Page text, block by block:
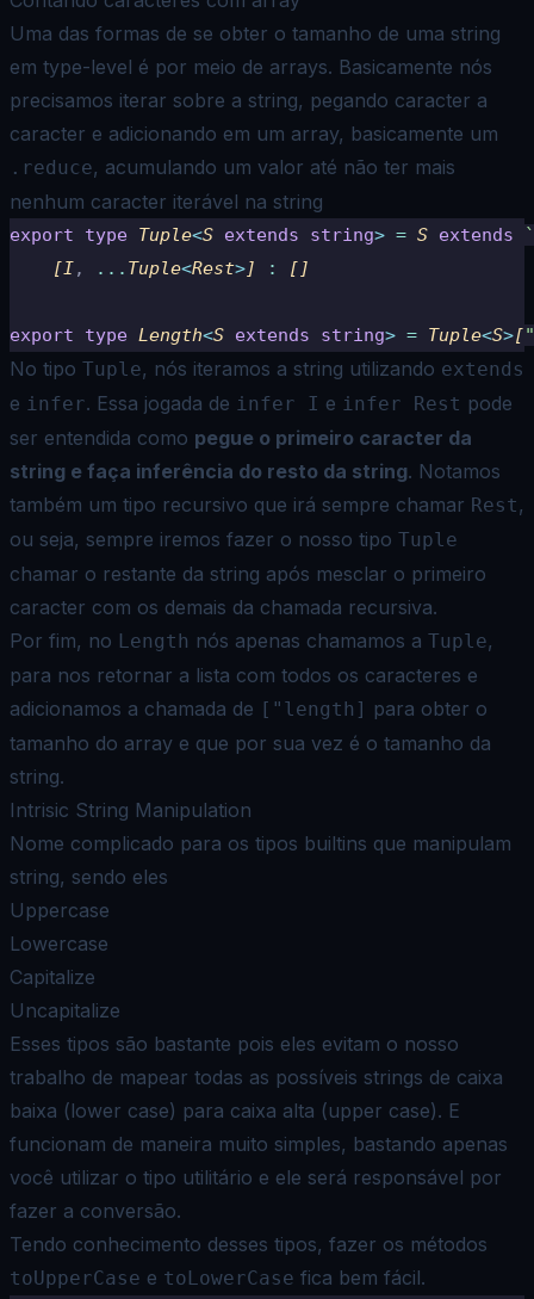
Uma das formas de se obter o tamanho de uma string
em type-level é por meio de arrays. Basicamente nós
precisamos iterar sobre a string, pegando caracter a
caracter e adicionando em um array, basicamente um
.reduce, acumulando um valor até não ter mais
nenhum caracter iterável na string
export type Tuple<S extends string> = S extends `
    [I
, ... Tuple<Rest>] : []
export type Length<S extends string> = Tuple<S>["
No tipo Tuple, nós iteramos a string utilizando extends
e infer. Essa jogada de infer I e infer Rest pode
ser entendida como pegue o primeiro caracter da
string e faça inferência do resto da string. Notamos
também um tipo recursivo que irá sempre chamar Rest,
ou seja, sempre iremos fazer o nosso tipo Tuple
chamar o restante da string após mesclar o primeiro
caracter com os demais da chamada recursiva.
Por fim, no Length nós apenas chamamos a Tuple,
para nos retornar a lista com todos os caracteres e
adicionamos a chamada de ["length] para obter o
tamanho do array e que por sua vez é o tamanho da
string.
Intrisic String Manipulation
Nome complicado para os tipos builtins que manipulam
string, sendo eles
Uppercase
Lowercase
Capitalize
Uncapitalize
Esses tipos são bastante pois eles evitam o nosso
trabalho de mapear todas as possíveis strings de caixa
baixa (lower case) para caixa alta (upper case). E
funcionam de maneira muito simples, bastando apenas
você utilizar o tipo utilitário e ele será responsável por
fazer a conversão.
Tendo conhecimento desses tipos, fazer os métodos
toUpperCase e toLowerCase fica bem fácil.